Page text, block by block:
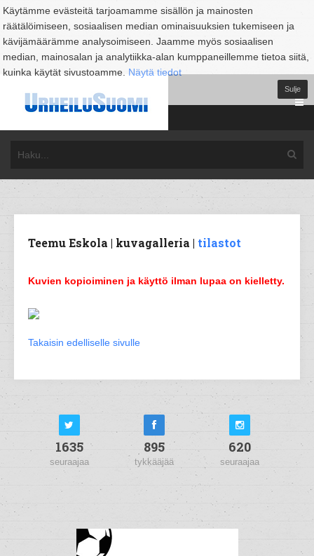
Käytämme evästeitä tarjoamamme sisällön ja mainosten
räätälöimiseen, sosiaalisen median ominaisuuksien tukemiseen ja
kävijämäärämme analysoimiseen. Jaamme myös sosiaalisen
median, mainosalan ja analytiikka-alan kumppaneillemme tietoa siitä,
kuinka käytät sivustoamme. Näytä tiedot
Sulje
Teemu Eskola | kuvagalleria | tilastot
Kuvien kopioiminen ja käyttö ilman lupaa on kielletty.
Takaisin edelliselle sivulle
1635
seuraajaa
895
tykkääjää
620
seuraajaa